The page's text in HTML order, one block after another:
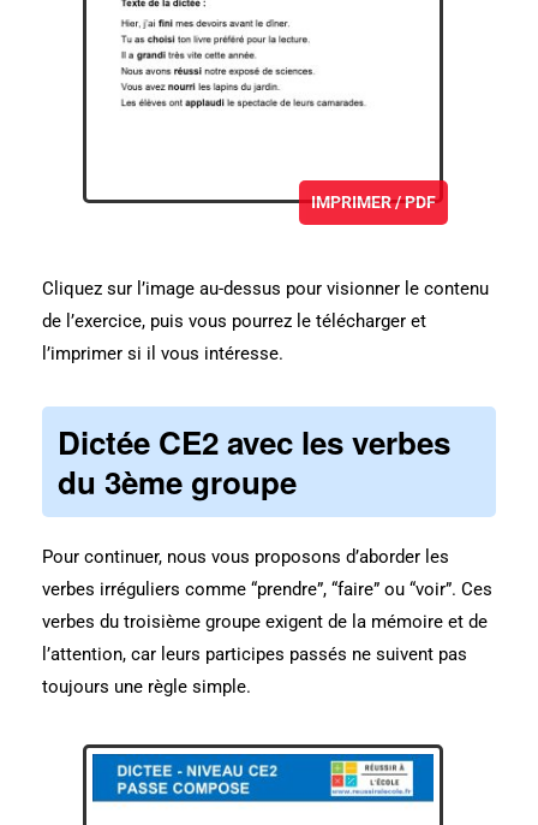
IMPRIMER / PDF
Cliquez sur l’image au-dessus pour visionner le contenu
de l’exercice, puis vous pourrez le télécharger et
l’imprimer si il vous intéresse.
Dictée CE2 avec les verbes
du 3ème groupe
Pour continuer, nous vous proposons d’aborder les
verbes irréguliers comme “prendre”, “faire” ou “voir”. Ces
verbes du troisième groupe exigent de la mémoire et de
l’attention, car leurs participes passés ne suivent pas
toujours une règle simple.